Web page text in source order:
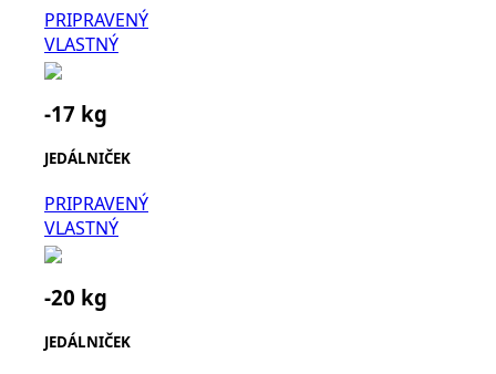
PRIPRAVENÝ
VLASTNÝ
-17 kg
JEDÁLNIČEK
PRIPRAVENÝ
VLASTNÝ
-20 kg
JEDÁLNIČEK